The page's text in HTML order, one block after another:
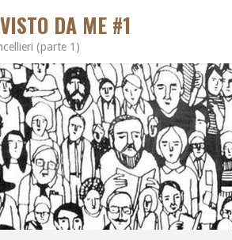
DA ME #1
(parte 1)